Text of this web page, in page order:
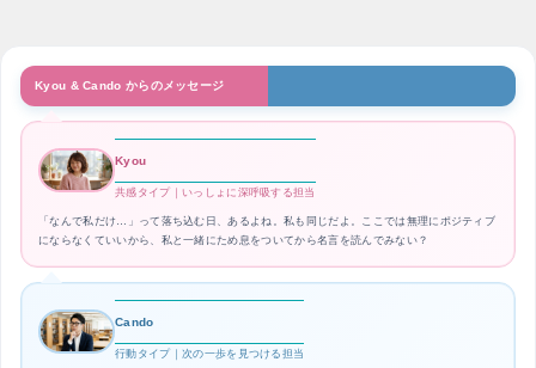
Kyou & Cando からのメッセージ
Kyou
共感タイプ｜いっしょに深呼吸する担当
「なんで私だけ…」って落ち込む日、あるよね。私も同じだよ。ここでは無理にポジティブ
にならなくていいから、私と一緒にため息をついてから名言を読んでみない？
Cando
行動タイプ｜次の一歩を見つける担当